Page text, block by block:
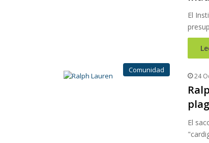
El
Comunidad
24
El